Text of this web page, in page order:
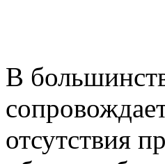
В
отсутствия